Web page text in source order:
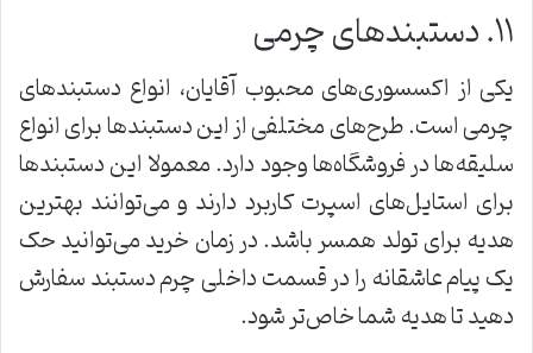
۱۱. دستبندهای چرمی
یکی از اکسسوری‌های محبوب آقایان، انواع دستبندهای
چرمی است. طرح‌های مختلفی از این دستبندها برای انواع
سلیقه‌ها در فروشگاه‌ها وجود دارد. معمولا این دستبندها
برای استایل‌های اسپرت کاربرد دارند و می‌توانند بهترین
هدیه برای تولد همسر باشد. در زمان خرید می‌توانید حک
یک پیام عاشقانه را در قسمت داخلی چرم دستبند سفارش
دهید تا هدیه شما خاص‌تر شود.